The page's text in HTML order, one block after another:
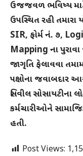
ઉજજવળ ભવિષ્ય માટે
ઉપસ્થિત રહી તમારા
SIR, ફોર્મ નં. ૭,
Mapping ના
જાગૃતિ ફેલાવવા
પક્ષોના જવાબદાર
સિવીલ સોસાયટીના
કર્મચારીઓને
હતી.
Post Views: